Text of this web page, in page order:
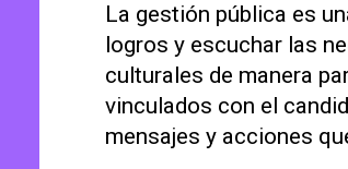
La gestión pública es
logros y escuchar las
culturales de manera
vinculados con el
mensajes y acciones